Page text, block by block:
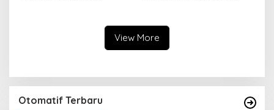
Kesehatan Gratis Hingga
Khitanan Massal
View More
Otomatif Terbaru